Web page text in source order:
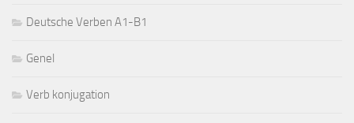
Deutsche Verben A1-B1
Genel
Verb konjugation